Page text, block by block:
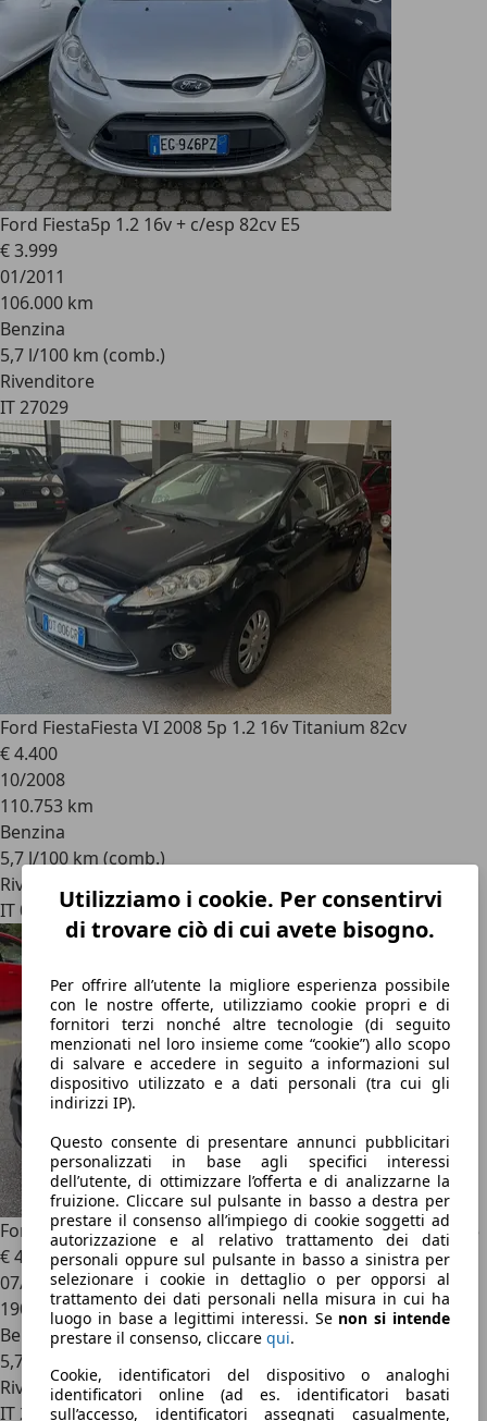
Utilizziamo i cookie. Per consentirvi
di trovare ciò di cui avete bisogno.
Per offrire all’utente la migliore esperienza possibile
con le nostre offerte, utilizziamo cookie propri e di
fornitori terzi nonché altre tecnologie (di seguito
menzionati nel loro insieme come “cookie”) allo scopo
di salvare e accedere in seguito a informazioni sul
dispositivo utilizzato e a dati personali (tra cui gli
indirizzi IP).
Questo consente di presentare annunci pubblicitari
personalizzati in base agli specifici interessi
dell’utente, di ottimizzare l’offerta e di analizzarne la
fruizione. Cliccare sul pulsante in basso a destra per
prestare il consenso all’impiego di cookie soggetti ad
autorizzazione e al relativo trattamento dei dati
personali oppure sul pulsante in basso a sinistra per
selezionare i cookie in dettaglio o per opporsi al
trattamento dei dati personali nella misura in cui ha
luogo in base a legittimi interessi. Se non si intende
prestare il consenso, cliccare qui.
Cookie, identificatori del dispositivo o analoghi
identificatori online (ad es. identificatori basati
sull’accesso, identificatori assegnati casualmente,
Ford Fiesta5p 1.2 16v + c/esp 82cv E5
€ 3.999
01/2011
106.000 km
Benzina
5,7 l/100 km (comb.)
Rivenditore
IT 27029
Ford FiestaFiesta VI 2008 5p 1.2 16v Titanium 82cv
€ 4.400
10/2008
110.753 km
Benzina
5,7 l/100 km (comb.)
Rivenditore
IT 00162
Ford FiestaFiesta VI 2008 5p 1.2 16v Titanium c/esp 82cv E5
€ 4.500
07/2011
190.749 km
Benzina
5,7 l/100 km (comb.)
Rivenditore
IT 29122